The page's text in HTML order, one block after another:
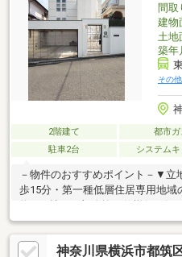
間取
建物
土地
築年
その
2階建て 都市ガ
駐車2台
システム
－物件のおすすめポイント－▼立
歩15分・第一種低層住居専用地
ッチン・屋根裏収納やSC等の収
設計・駐車2台可能(車種による)▼
8月】建具交換(防犯ガラスへ入れ
神奈川県横浜市都筑